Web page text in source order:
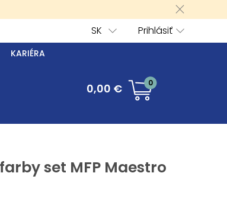
Prihlásiť
SK
KARIÉRA
0,00 € 0
set MFP Maestro